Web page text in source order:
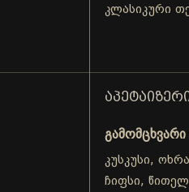
კლასიკური
კუსკუსი,
ჩიფსი,